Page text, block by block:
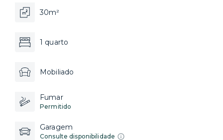
30m²
1 quarto
Mobiliado
Fumar
Permitido
Garagem
Consulte disponibilidade